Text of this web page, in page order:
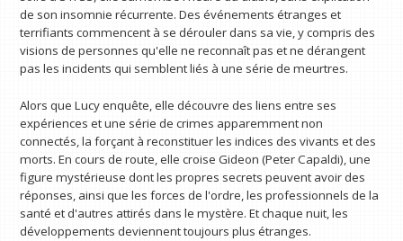
de son insomnie récurrente. Des événements étranges et
terrifiants commencent à se dérouler dans sa vie, y compris des
visions de personnes qu'elle ne reconnaît pas et ne dérangent
pas les incidents qui semblent liés à une série de meurtres.
Alors que Lucy enquête, elle découvre des liens entre ses
expériences et une série de crimes apparemment non
connectés, la forçant à reconstituer les indices des vivants et des
morts. En cours de route, elle croise Gideon (Peter Capaldi), une
figure mystérieuse dont les propres secrets peuvent avoir des
réponses, ainsi que les forces de l'ordre, les professionnels de la
santé et d'autres attirés dans le mystère. Et chaque nuit, les
développements deviennent toujours plus étranges.